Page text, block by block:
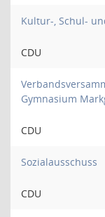
Kultur-, Schul-
CDU
Gymnasium
CDU
Sozialausschuss
CDU